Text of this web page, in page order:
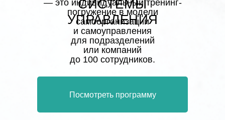
Посмотреть программу
— это индивидуальный тренинг-
погружение в модели
самоорганизации
и самоуправления
для подразделений
или компаний
до 100 сотрудников.
СИСТЕМЫ
УПРАВЛЕНИЯ